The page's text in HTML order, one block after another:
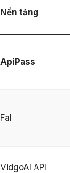
Nền tảng
ApiPass
Fal
VidgoAI API